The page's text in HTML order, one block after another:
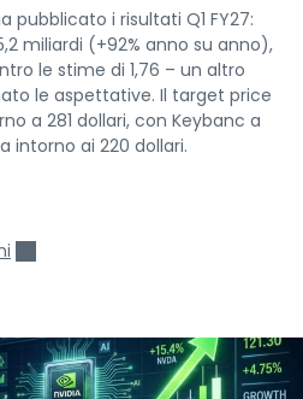
pubblicato i risultati Q1 FY27:
miliardi (+92% anno su anno),
le stime di 1,76 – un altro
le aspettative. Il target price
a 281 dollari, con Keybanc a
intorno ai 220 dollari.